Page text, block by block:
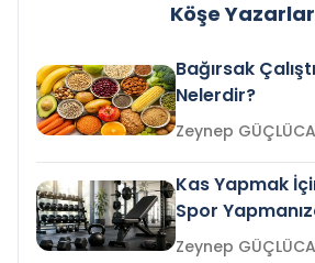
Köşe
Bağırsak
Nelerdir?
Zeynep
Kas Yapmak
Spor
Zeynep